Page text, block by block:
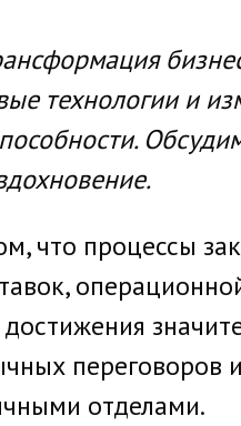
технологии и
что процессы
достижения
переговоров
отделами.